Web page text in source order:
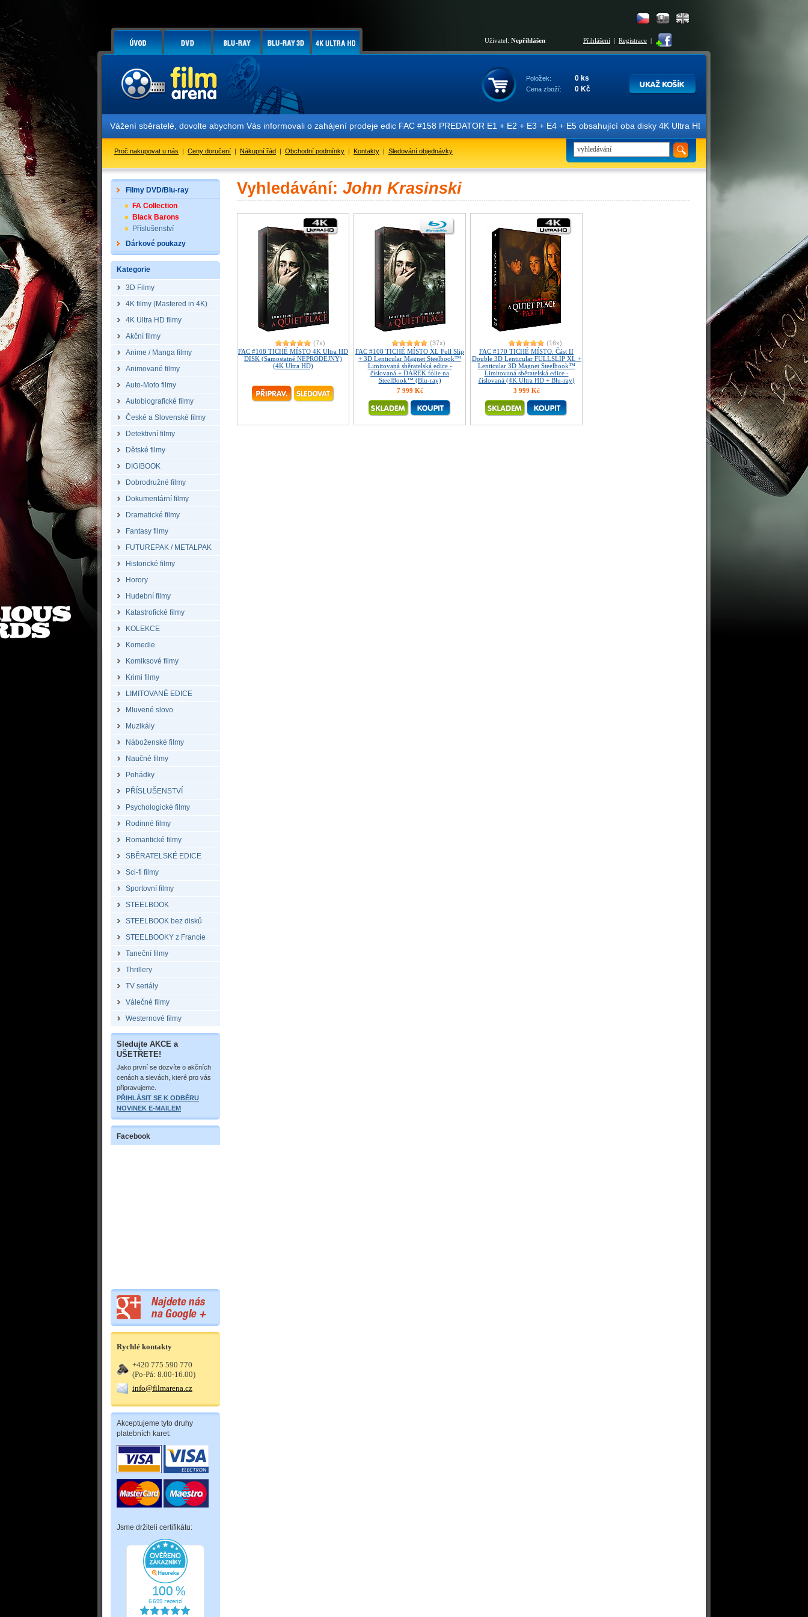
Uživatel: Nepřihlášen Přihlášení | Registrace |
Položek: 0 ks
Cena zboží: 0 Kč
Vážení sběratelé, dovolte abychom Vás informovali o zahájení prodeje edic FAC #158 PREDATOR E1 + E2 + E3 + E4 + E5 obsahující oba disky 4K Ultra HD + Blu-ray 3D/2D.
Proč nakupovat u nás | Ceny doručení | Nákupní řád | Obchodní podmínky | Kontakty | Sledování objednávky
Filmy DVD/Blu-ray
FA Collection
Black Barons
Příslušenství
Dárkové poukazy
Kategorie
3D Filmy
4K filmy (Mastered in 4K)
4K Ultra HD filmy
Akční filmy
Anime / Manga filmy
Animované filmy
Auto-Moto filmy
Autobiografické filmy
České a Slovenské filmy
Detektivní filmy
Dětské filmy
DIGIBOOK
Dobrodružné filmy
Dokumentární filmy
Dramatické filmy
Fantasy filmy
FUTUREPAK / METALPAK
Historické filmy
Horory
Hudební filmy
Katastrofické filmy
KOLEKCE
Komedie
Komiksové filmy
Krimi filmy
LIMITOVANÉ EDICE
Mluvené slovo
Muzikály
Náboženské filmy
Naučné filmy
Pohádky
PŘÍSLUŠENSTVÍ
Psychologické filmy
Rodinné filmy
Romantické filmy
SBĚRATELSKÉ EDICE
Sci-fi filmy
Sportovní filmy
STEELBOOK
STEELBOOK bez disků
STEELBOOKY z Francie
Taneční filmy
Thrillery
TV seriály
Válečné filmy
Westernové filmy
Sledujte AKCE a
UŠETŘETE!
Jako první se dozvíte o akčních
cenách a slevách, které pro vás
připravujeme.
PŘIHLÁSIT SE K ODBĚRU
NOVINEK E-MAILEM
Facebook
Rychlé kontakty
+420 775 590 770
(Po-Pá: 8.00-16.00)
info@filmarena.cz
Akceptujeme tyto druhy
platebních karet:
Jsme držiteli certifikátu:
Vyhledávání: John Krasinski
(7x)
FAC #108 TICHÉ MÍSTO 4K Ultra HD
DISK (Samostatně NEPRODEJNÝ)
(4K Ultra HD)
(37x)
FAC #108 TICHÉ MÍSTO XL Full Slip
+ 3D Lenticular Magnet Steelbook™
Limitovaná sběratelská edice -
číslovaná + DÁREK fólie na
SteelBook™ (Blu-ray)
7 999 Kč
(16x)
FAC #170 TICHÉ MÍSTO: Část II
Double 3D Lenticular FULLSLIP XL +
Lenticular 3D Magnet Steelbook™
Limitovaná sběratelská edice -
číslovaná (4K Ultra HD + Blu-ray)
3 999 Kč